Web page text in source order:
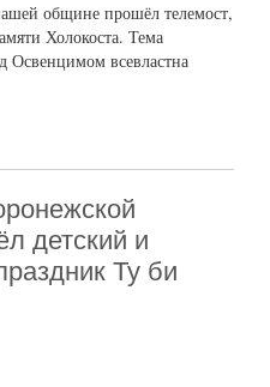
общине прошёл телемост,
Холокоста. Тема
Освенцимом всевластна
детский и
Ту би